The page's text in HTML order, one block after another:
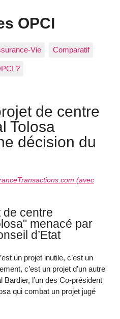
OPCI
Vie Comparatif
?
de centre
Tolosa
décision du
(avec
de centre
menacé par
d’Etat
un projet inutile, c’est un
c’est un projet d’un autre
Bardier, l’un des Co-président
qui combat un projet jugé